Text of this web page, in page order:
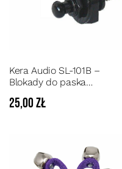
Kera Audio SL-101B –
Blokady do paska
gitar elektrycznych,
25,00 zł